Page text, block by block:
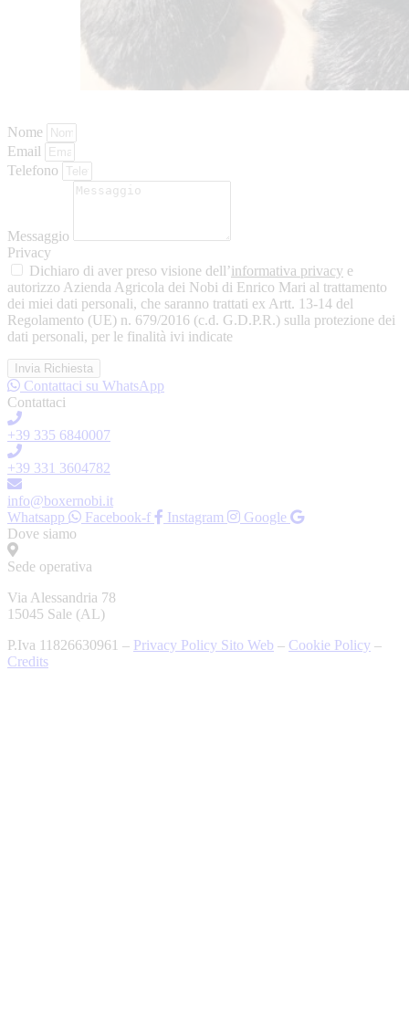
Nome
Email
Telefono
Messaggio
Privacy
Dichiaro di aver preso visione dell’informativa privacy e
autorizzo Azienda Agricola dei Nobi di Enrico Mari al trattamento
dei miei dati personali, che saranno trattati ex Artt. 13-14 del
Regolamento (UE) n. 679/2016 (c.d. G.D.P.R.) sulla protezione dei
dati personali, per le finalità ivi indicate
Invia Richiesta
Contattaci su WhatsApp
Contattaci
+39 335 6840007
+39 331 3604782
info@boxernobi.it
Whatsapp
Facebook-f Instagram
Google
Dove siamo
Sede operativa
Via Alessandria 78
15045 Sale (AL)
P.Iva 11826630961 – Privacy Policy Sito Web – Cookie Policy –
Credits